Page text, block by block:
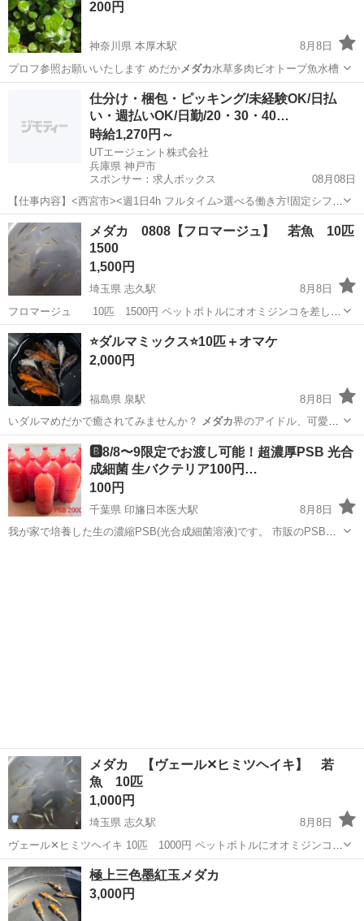
200円
神奈川県 本厚木駅
8月8日
プロフ参照お願いいたします めだかメダカ水草多肉ビオトープ魚水槽
厚木市 本厚木駅 その他 ビオトープ
仕分け・梱包・ピッキング/未経験OK/日払
い・週払いOK/日勤/20・30・40…
時給1,270円～
UTエージェント株式会社
兵庫県 神戸市
スポンサー：求人ボックス
08月08日
【仕事内容】<西宮市><週1日4h フルタイム>選べる働き方!固定シフト
&基本残業なし 重さ2kg程の快適倉庫ピッキング<履歴書不要 オンライ
ン面接OK><入社キャンペーン実施中!> <業種> 車・バイク・重機系 <
仕事内容> 自...
アルバイト・パート
メダカ 0808【フロマージュ】 若魚 10匹
1500
1,500円
埼玉県 志久駅
8月8日
フロマージュ 10匹 1500円 ペットボトルにオオミジンコを差し上
げます。 素人飼育ですので、ノークレーム、ノーリターンでお願いい
たします。 容器のご持参お願いいたします。 取引場所 ローソン
伊...
埼玉 北足立郡 その他 フロマージュ
⭐️ダルマミックス⭐️10匹＋オマケ
2,000円
福島県 泉駅
8月8日
いダルマめだかで癒されてみませんか？ メダカ界のアイドル、可愛い
です⭐️！ 去…
福島 福島市 その他 ダルマ
🅱️8/8〜9限定でお渡し可能！超濃厚PSB 光合
成細菌 生バクテリア100円…
100円
千葉県 印旛日本医大駅
8月8日
我が家で培養した生の濃縮PSB(光合成細菌溶液)です。 市販のPSBよ
メダカ 【ヴェール✕ヒミツヘイキ】 若
魚 10匹
1,000円
埼玉県 志久駅
8月8日
ヴェール✕ヒミツヘイキ 10匹 1000円 ペットボトルにオオミジンコを
差し上げます。 素人飼育ですので、ノークレーム、ノーリターンでお
埼玉 北足立郡 志久駅 その他
極上三色墨紅玉メダカ
3,000円